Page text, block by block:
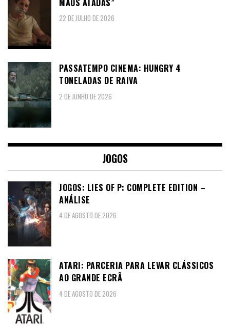
22 DE JULHO DE 2026
PASSATEMPO CINEMA: HUNGRY 4
TONELADAS DE RAIVA
2 DE JUNHO DE 2026
JOGOS
JOGOS: LIES OF P: COMPLETE EDITION –
ANÁLISE
4 DE AGOSTO DE 2026
ATARI: PARCERIA PARA LEVAR CLÁSSICOS
AO GRANDE ECRÃ
4 DE AGOSTO DE 2026